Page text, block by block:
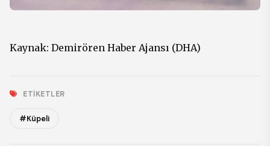
Kaynak: Demirören Haber Ajansı (DHA)
ETIKETLER
#Küpeli